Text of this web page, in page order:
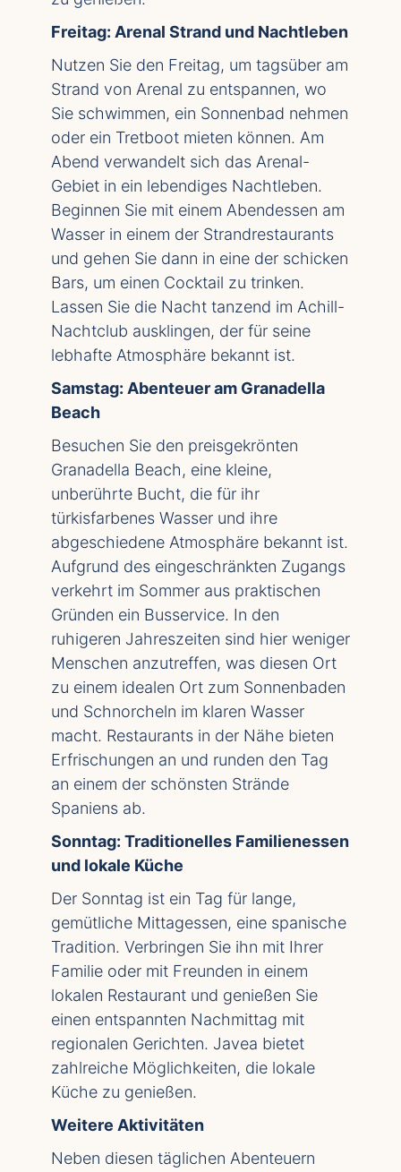
Freitag: Arenal Strand und Nachtleben
Nutzen Sie den Freitag, um tagsüber am
Strand von Arenal zu entspannen, wo
Sie schwimmen, ein Sonnenbad nehmen
oder ein Tretboot mieten können. Am
Abend verwandelt sich das Arenal-
Gebiet in ein lebendiges Nachtleben.
Beginnen Sie mit einem Abendessen am
Wasser in einem der Strandrestaurants
und gehen Sie dann in eine der schicken
Bars, um einen Cocktail zu trinken.
Lassen Sie die Nacht tanzend im Achill-
Nachtclub ausklingen, der für seine
lebhafte Atmosphäre bekannt ist.
Samstag: Abenteuer am Granadella
Beach
Besuchen Sie den preisgekrönten
Granadella Beach, eine kleine,
unberührte Bucht, die für ihr
türkisfarbenes Wasser und ihre
abgeschiedene Atmosphäre bekannt ist.
Aufgrund des eingeschränkten Zugangs
verkehrt im Sommer aus praktischen
Gründen ein Busservice. In den
ruhigeren Jahreszeiten sind hier weniger
Menschen anzutreffen, was diesen Ort
zu einem idealen Ort zum Sonnenbaden
und Schnorcheln im klaren Wasser
macht. Restaurants in der Nähe bieten
Erfrischungen an und runden den Tag
an einem der schönsten Strände
Spaniens ab.
Sonntag: Traditionelles Familienessen
und lokale Küche
Der Sonntag ist ein Tag für lange,
gemütliche Mittagessen, eine spanische
Tradition. Verbringen Sie ihn mit Ihrer
Familie oder mit Freunden in einem
lokalen Restaurant und genießen Sie
einen entspannten Nachmittag mit
regionalen Gerichten. Javea bietet
zahlreiche Möglichkeiten, die lokale
Küche zu genießen.
Weitere Aktivitäten
Neben diesen täglichen Abenteuern